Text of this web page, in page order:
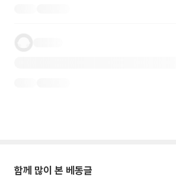
함께 많이 본 베동글